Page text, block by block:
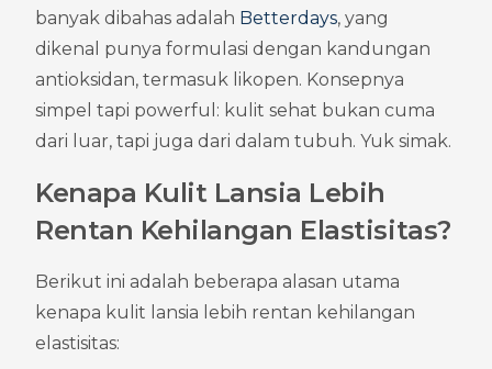
banyak dibahas adalah Betterdays, yang
dikenal punya formulasi dengan kandungan
antioksidan, termasuk likopen. Konsepnya
simpel tapi powerful: kulit sehat bukan cuma
dari luar, tapi juga dari dalam tubuh. Yuk simak.
Kenapa Kulit Lansia Lebih
Rentan Kehilangan Elastisitas?
Berikut ini adalah beberapa alasan utama
kenapa kulit lansia lebih rentan kehilangan
elastisitas: